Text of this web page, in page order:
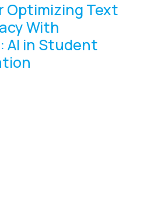
Optimizing Text
With
AI in Student